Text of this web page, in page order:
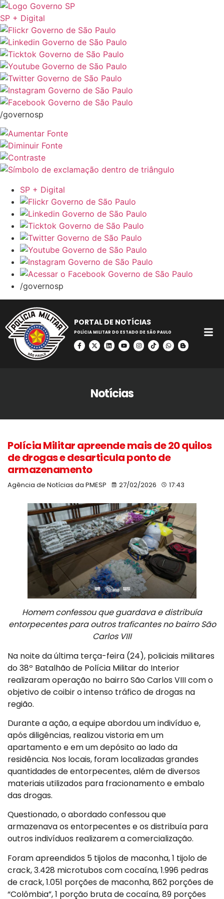
SP + Digital
/governosp
SP + Digital
/governosp
PORTAL DE NOTÍCIAS
POLÍCIA MILITAR DO ESTADO DE SÃO PAULO
Notícias
Polícia Militar apreende mais de 20 quilos
de drogas e desarticula ponto de
armazenamento
Agência de Notícias da PMESP 27/02/2026 17:43
Homem confessou que guardava e distribuía
entorpecentes para outros traficantes no bairro São
Carlos VIII
Na noite da última terça-feira (24), policiais militares
do 38º Batalhão de Polícia Militar do Interior
realizaram operação no bairro São Carlos VIII com o
objetivo de coibir o intenso tráfico de drogas na
região.
Durante a ação, a equipe abordou um indivíduo e,
após diligências, realizou vistoria em um
apartamento e em um depósito ao lado da
residência. Nos locais, foram localizadas grandes
quantidades de entorpecentes, além de diversos
materiais utilizados para fracionamento e embalo
das drogas.
Questionado, o abordado confessou que
armazenava os entorpecentes e os distribuía para
outros indivíduos realizarem a comercialização.
Foram apreendidos 5 tijolos de maconha, 1 tijolo de
crack, 3.428 microtubos com cocaína, 1.996 pedras
de crack, 1.051 porções de maconha, 862 porções de
“Colômbia”, 1 porção bruta de cocaína, 89 porções